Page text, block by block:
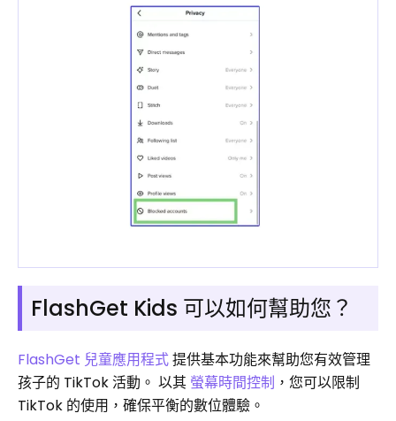
FlashGet Kids 可以如何幫助您？
FlashGet 兒童應用程式提供基本功能來幫助您有效管理
孩子的 TikTok 活動。 以其 螢幕時間控制 ，您可以限制
TikTok 的使用，確保平衡的數位體驗。